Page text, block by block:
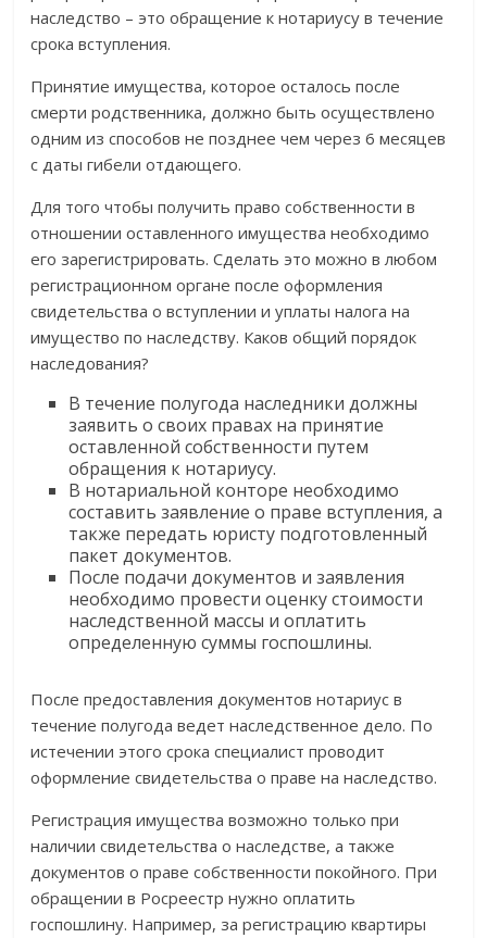
наследство – это обращение к нотариусу в течение
срока вступления.
Принятие имущества, которое осталось после
смерти родственника, должно быть осуществлено
одним из способов не позднее чем через 6 месяцев
с даты гибели отдающего.
Для того чтобы получить право собственности в
отношении оставленного имущества необходимо
его зарегистрировать. Сделать это можно в любом
регистрационном органе после оформления
свидетельства о вступлении и уплаты налога на
имущество по наследству. Каков общий порядок
наследования?
В течение полугода наследники должны
заявить о своих правах на принятие
оставленной собственности путем
обращения к нотариусу.
В нотариальной конторе необходимо
составить заявление о праве вступления, а
также передать юристу подготовленный
пакет документов.
После подачи документов и заявления
необходимо провести оценку стоимости
наследственной массы и оплатить
определенную суммы госпошлины.
После предоставления документов нотариус в
течение полугода ведет наследственное дело. По
истечении этого срока специалист проводит
оформление свидетельства о праве на наследство.
Регистрация имущества возможно только при
наличии свидетельства о наследстве, а также
документов о праве собственности покойного. При
обращении в Росреестр нужно оплатить
госпошлину. Например, за регистрацию квартиры